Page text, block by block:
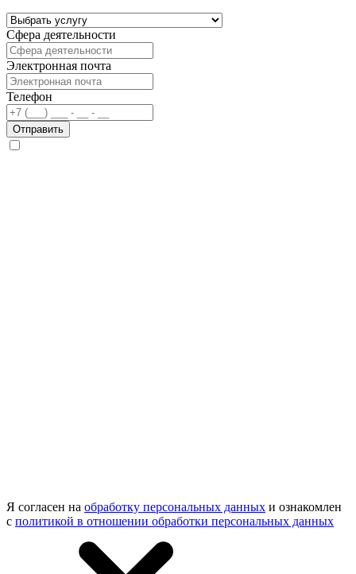
Сфера деятельности
Электронная почта
Телефон
Отправить
Я согласен на обработку персональных данных и ознакомлен
с политикой в отношении обработки персональных данных